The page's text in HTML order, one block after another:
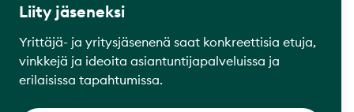
Liity jäseneksi
Yrittäjä- ja yritysjäsenenä saat konkreettisia etuja,
vinkkejä ja ideoita asiantuntijapalveluissa ja
erilaisissa tapahtumissa.